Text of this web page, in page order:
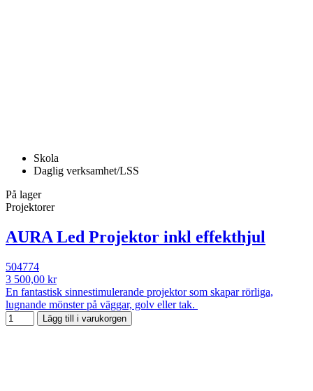
Skola
Daglig verksamhet/LSS
På lager
Projektorer
AURA Led Projektor inkl effekthjul
504774
3 500,00 kr
En fantastisk sinnestimulerande projektor som skapar rörliga,
lugnande mönster på väggar, golv eller tak.
Lägg till i varukorgen